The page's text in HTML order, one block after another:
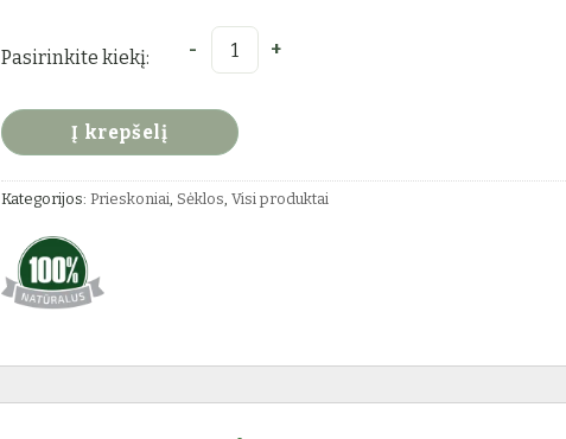
Pasirinkite kiekį:
Į krepšelį
Kategorijos: Prieskoniai Sėklos Visi produktai